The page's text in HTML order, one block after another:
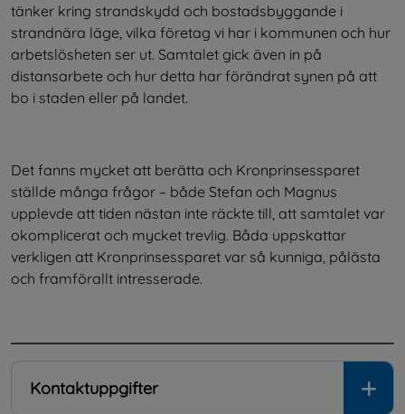
tänker kring strandskydd och bostadsbyggande i
strandnära läge, vilka företag vi har i kommunen och hur
arbetslösheten ser ut. Samtalet gick även in på
distansarbete och hur detta har förändrat synen på att
bo i staden eller på landet.
Det fanns mycket att berätta och Kronprinsessparet
ställde många frågor – både Stefan och Magnus
upplevde att tiden nästan inte räckte till, att samtalet var
okomplicerat och mycket trevlig. Båda uppskattar
verkligen att Kronprinsessparet var så kunniga, pålästa
och framförallt intresserade.
Kontaktuppgifter